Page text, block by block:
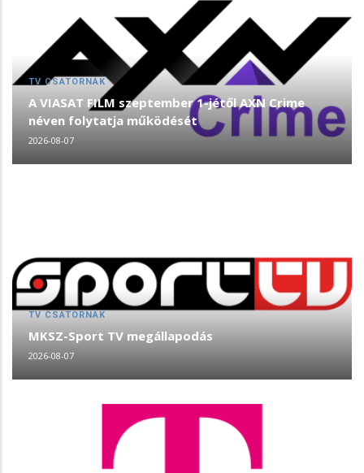
TV CSATORNÁK
A VIASAT FILM szeptember 1-jétől AXN Crime
néven folytatja működését
2026-08-07
TV CSATORNÁK
MKSZ-Sport TV megállapodás
2026-08-07